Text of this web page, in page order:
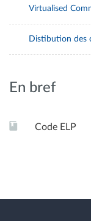
Virtualised
Distibution des
En bref
Code ELP